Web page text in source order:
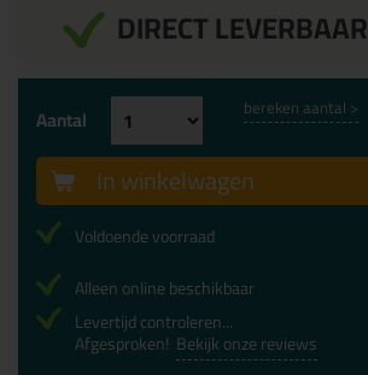
DIRECT LEVERBAAR
Aantal bereken aantal >
In winkelwagen
Voldoende voorraad
Alleen online beschikbaar
Levertijd controleren...
Afgesproken! Bekijk onze reviews